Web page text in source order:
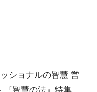
ショナルの智慧 営
『智慧の法』特集